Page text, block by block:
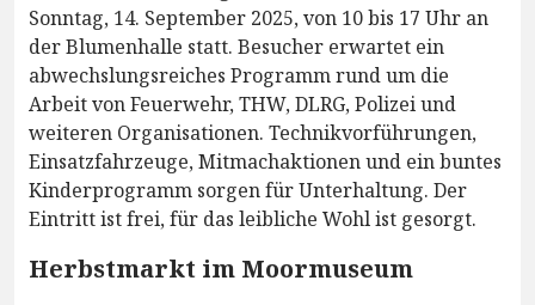
Sonntag, 14. September 2025, von 10 bis 17 Uhr an
der Blumenhalle statt. Besucher erwartet ein
abwechslungsreiches Programm rund um die
Arbeit von Feuerwehr, THW, DLRG, Polizei und
weiteren Organisationen. Technikvorführungen,
Einsatzfahrzeuge, Mitmachaktionen und ein buntes
Kinderprogramm sorgen für Unterhaltung. Der
Eintritt ist frei, für das leibliche Wohl ist gesorgt.
Herbstmarkt im Moormuseum